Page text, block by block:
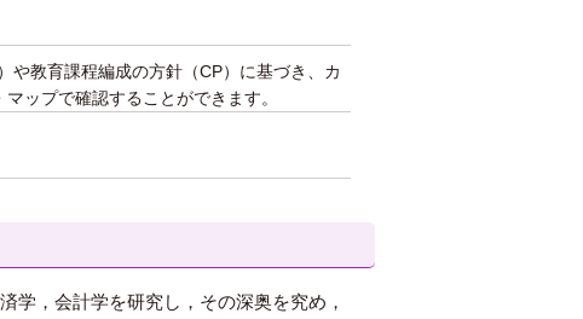
や教育課程編成の方針（CP）に基づき、カ
ップで確認することができます。
学，会計学を研究し，その深奥を究め，